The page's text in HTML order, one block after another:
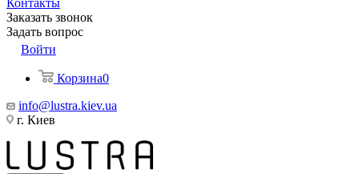
Контакты
Заказать звонок
Задать вопрос
Войти
Корзина0
info@lustra.kiev.ua
г. Киев